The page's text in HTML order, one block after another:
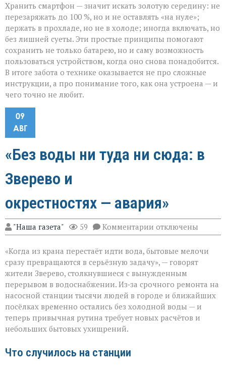
Хранить смартфон — значит искать золотую середину: не
перезаряжать до 100 %, но и не оставлять «на нуле»;
держать в прохладе, но не в холоде; иногда включать, но
без лишней суеты. Эти простые принципы помогают
сохранить не только батарею, но и саму возможность
пользоваться устройством, когда оно снова понадобится.
В итоге забота о технике оказывается не про сложные
инструкции, а про понимание того, как она устроена — и
чего точно не любит.
09
АВГ
«Без воды ни туда ни сюда: в
Зверево и
окрестностях — авария»
"Наша газета" 59 Комментарии к
записи
воды
ни
туда
ни
сюда:
в
Зверево
и
окрестностях —
отключены
«Когда из крана перестаёт идти вода, бытовые мелочи
сразу превращаются в серьёзную задачу», — говорят
жители Зверево, столкнувшиеся с вынужденным
перерывом в водоснабжении. Из‑за срочного ремонта на
насосной станции тысячи людей в городе и ближайших
посёлках временно остались без холодной воды — и
теперь привычная рутина требует новых расчётов и
небольших бытовых ухищрений.
Что случилось на станции